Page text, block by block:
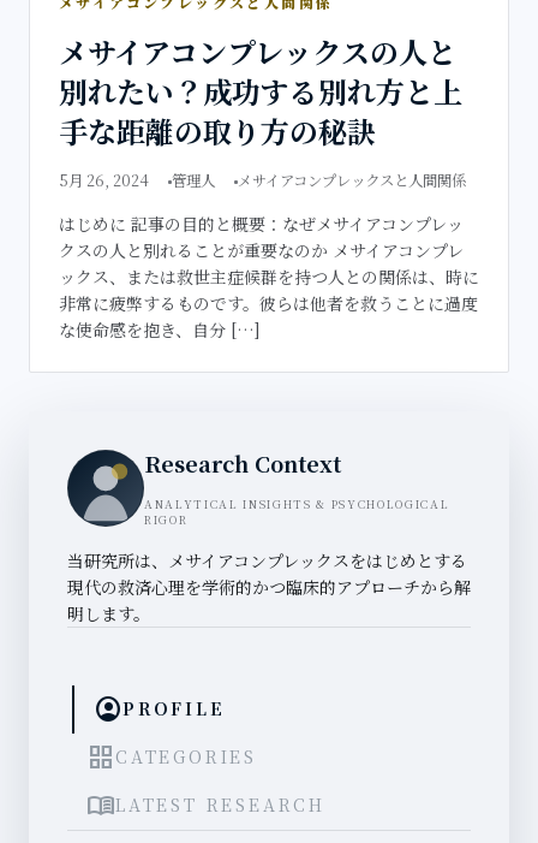
メサイアコンプレックスの人と
別れたい？成功する別れ方と上
手な距離の取り方の秘訣
5月 26, 2024 管理人 メサイアコンプレックスと人間関係
はじめに 記事の目的と概要：なぜメサイアコンプレッ
クスの人と別れることが重要なのか メサイアコンプレ
ックス、または救世主症候群を持つ人との関係は、時に
非常に疲弊するものです。彼らは他者を救うことに過度
な使命感を抱き、自分 […]
Research Context
ANALYTICAL INSIGHTS & PSYCHOLOGICAL
RIGOR
当研究所は、メサイアコンプレックスをはじめとする
現代の救済心理を学術的かつ臨床的アプローチから解
明します。
account_circlePROFILE
grid_view CATEGORIES
menu_bookLATEST RESEARCH